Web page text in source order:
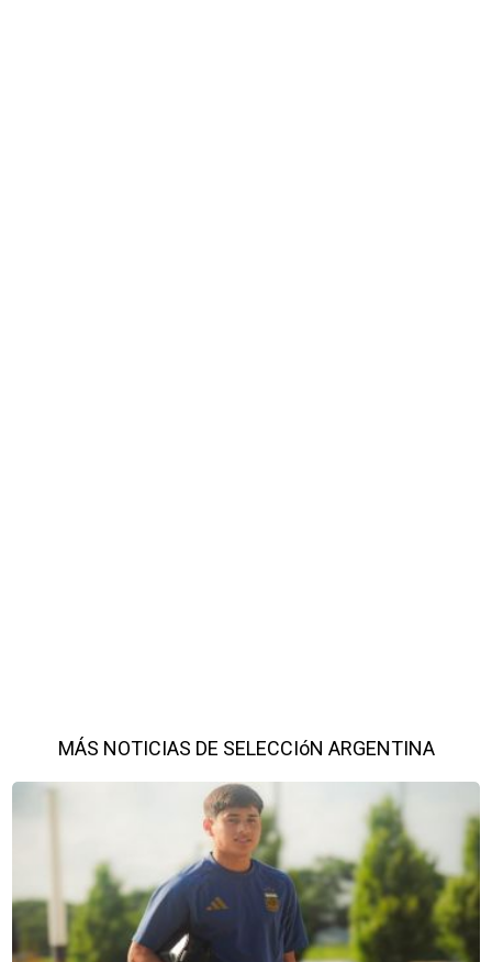
MÁS NOTICIAS DE SELECCIóN ARGENTINA